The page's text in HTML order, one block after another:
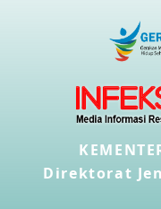
Penyakit virus
Penyakit
Direktorat